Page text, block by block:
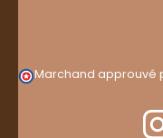
Marchand approuvé